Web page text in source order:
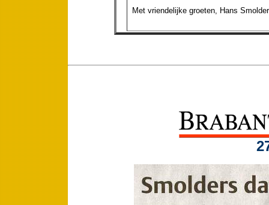
Met vriendelijke groeten, Hans